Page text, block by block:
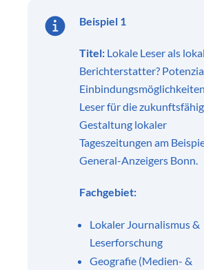
Beispiel 1
Titel: Lokale Leser als
Berichterstatter?
Leser für die
Gestaltung lokaler
Tageszeitungen am
General-Anzeigers Bonn.
Fachgebiet:
Lokaler Journalismus &
Leserforschung
Geografie (Medien- &